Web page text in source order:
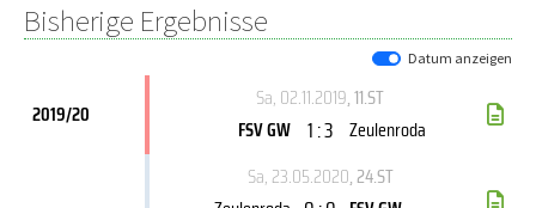
Bisherige Ergebnisse
Datum anzeigen
2019/20
Sa, 02.11.2019, 11.ST
FSV GW 1 : 3 Zeulenroda
Sa, 23.05.2020, 24.ST